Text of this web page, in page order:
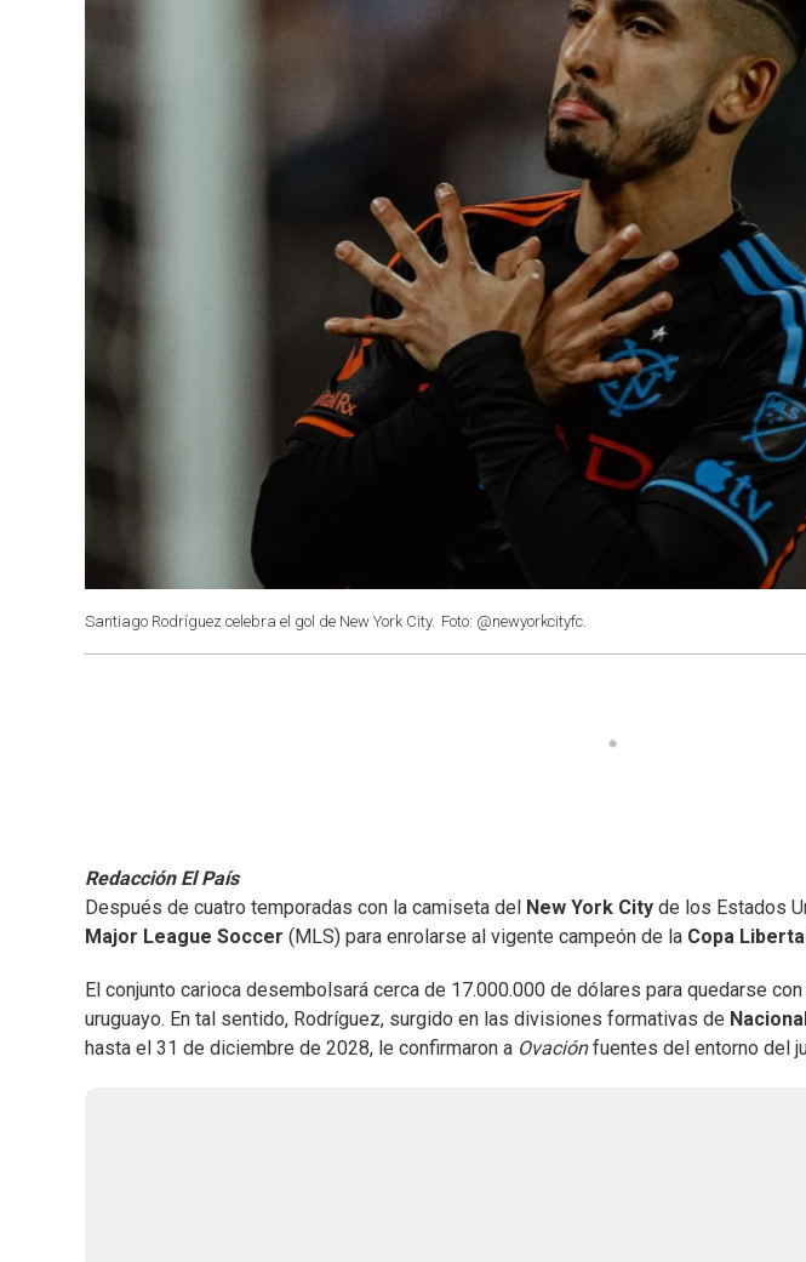
Santiago Rodríguez celebra el gol de New York City. Foto: @newyorkcityfc.
Redacción El País
Después de cuatro temporadas con la camiseta del
New York City de los Estados
Major League Soccer (MLS) para enrolarse al vigente campeón de la Copa
El conjunto carioca desembolsará cerca de 17.000.000 de dólares para quedarse
uruguayo. En tal sentido, Rodríguez, surgido en las divisiones formativas de Nacional
hasta el 31 de diciembre de 2028, le confirmaron a Ovaciónfuentes del entorno del